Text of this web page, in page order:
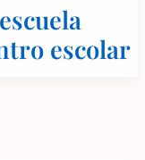
escolar